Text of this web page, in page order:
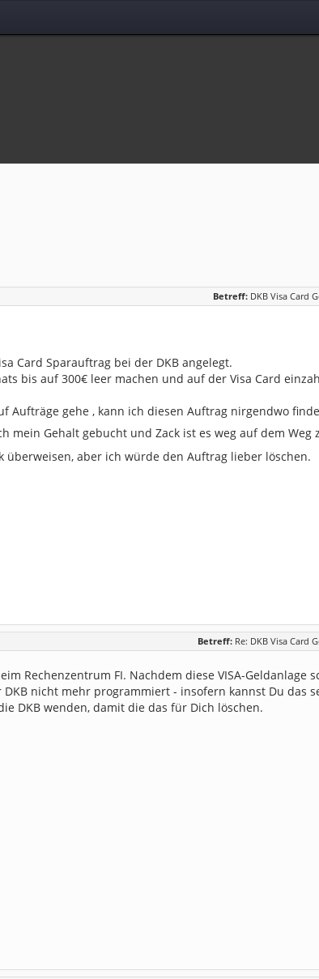
Betreff: DKB Visa Card
Card Sparauftrag bei der DKB angelegt.
bis auf 300€ leer machen und auf der Visa Card
Aufträge gehe , kann ich diesen Auftrag nirgendwo
mein Gehalt gebucht und Zack ist es weg auf dem Weg
überweisen, aber ich würde den Auftrag lieber löschen.
Betreff: Re: DKB Visa Card
Rechenzentrum FI. Nachdem diese VISA-Geldanlage
nicht mehr programmiert - insofern kannst Du das
DKB wenden, damit die das für Dich löschen.